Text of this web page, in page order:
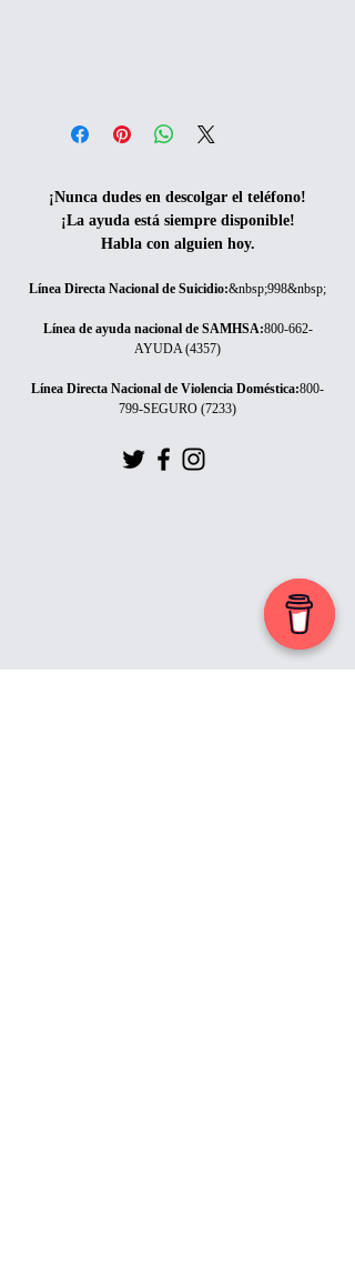
¡Nunca dudes en descolgar el teléfono!
¡La ayuda está siempre disponible!
Habla con alguien hoy.
Línea Directa Nacional de Suicidio:&nbsp;998&nbsp;
Línea de ayuda nacional de SAMHSA:800-662-
AYUDA (4357)
Línea Directa Nacional de Violencia Doméstica:800-
799-SEGURO (7233)